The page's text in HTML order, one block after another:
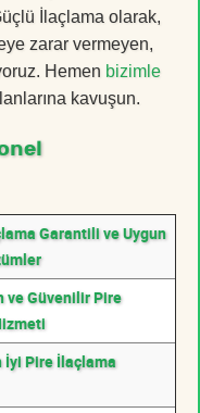
İlaçlama olarak,
zarar vermeyen,
Hemen bizimle
kavuşun.
Garantili ve Uygun
ve Güvenilir Pire
İyi Pire İlaçlama